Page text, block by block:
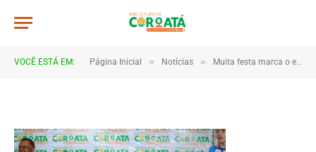
VOCÊ ESTÁ EM: Página Inicial » Notícias » Muita festa marca o encerramento dos Jogos Escolares 2025 em Coroatá
IMG_0192